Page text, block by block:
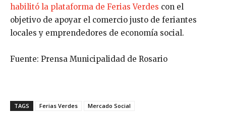
habilitó la plataforma de Ferias Verdes con el
objetivo de apoyar el comercio justo de feriantes
locales y emprendedores de economía social.
Fuente: Prensa Municipalidad de Rosario
TAGS Ferias Verdes Mercado Social